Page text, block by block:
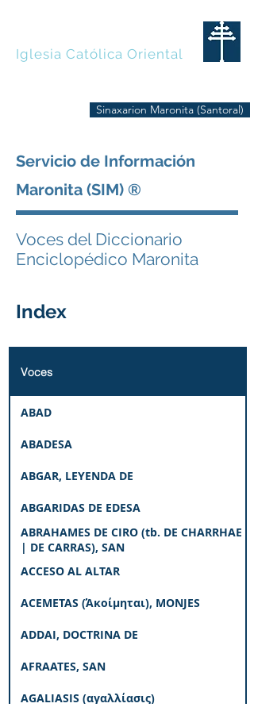
Iglesia Católica Oriental
Sinaxarion Maronita (Santoral)
Servicio de Información
Maronita (SIM) ®
Voces del Diccionario
Enciclopédico Maronita
Index
Voces
ABAD
ABADESA
ABGAR, LEYENDA DE
ABGARIDAS DE EDESA
ABRAHAMES DE CIRO (tb. DE CHARRHAE
| DE CARRAS), SAN
ACCESO AL ALTAR
ACEMETAS (Άκοίμηται), MONJES
ADDAI, DOCTRINA DE
AFRAATES, SAN
AGALIASIS (αγαλλίασις)